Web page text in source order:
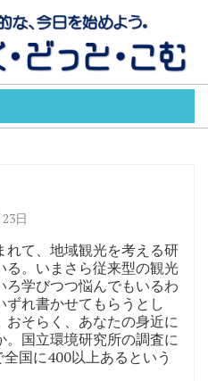
日
て、地域観光を考える研
る。いまさら従来型の観光
学びつつ悩んでもいるわ
れ書かせてもらうとし
そらく、あなたの身近に
。国立環境研究所の調査に
国に400以上あるという